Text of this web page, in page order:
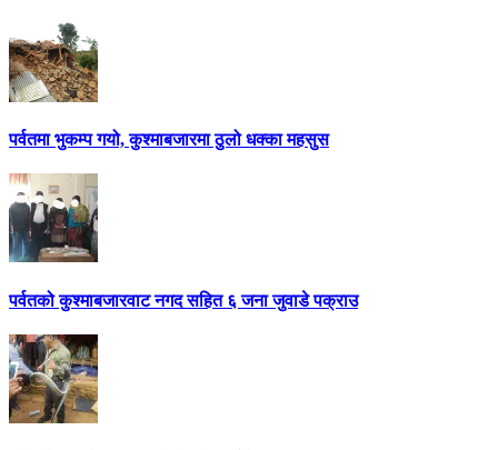
पर्वतमा भुकम्प गयो, कुश्माबजारमा ठुलो धक्का महसुस
पर्वतको कुश्माबजारवाट नगद सहित ६ जना जुवाडे पक्राउ